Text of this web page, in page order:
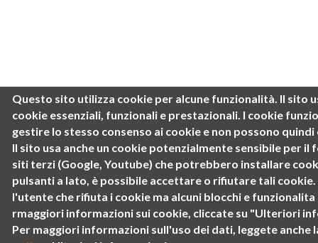
Questo sito utilizza cookie per alcune funzionalità. Il sito
cookie essenziali, funzionali e prestazionali. I cookie
gestire lo stesso consenso ai cookie e non possono
Il sito usa anche un cookie potenzialmente sensibile per
siti terzi (Google, Youtube) che potrebbero installare
pulsanti a lato, è possibile accettare o rifiutare tali cookie.
l'utente che rifiuta i cookie ma alcuni blocchi e
rmaggiori informazioni sui cookie, cliccate su "Ulteriori
Per maggiori informazioni sull'uso dei dati, leggete